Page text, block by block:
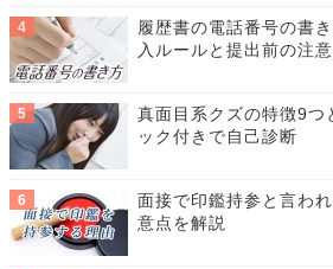
履歴書の電話番号の書
入ルールと提出前の注
真面目系クズの特徴9つ
ック付きで自己診断
面接で印鑑持参と言わ
意点を解説